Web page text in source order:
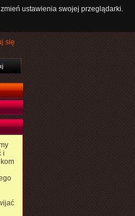
ustawienia swojej przeglądarki.
się
i